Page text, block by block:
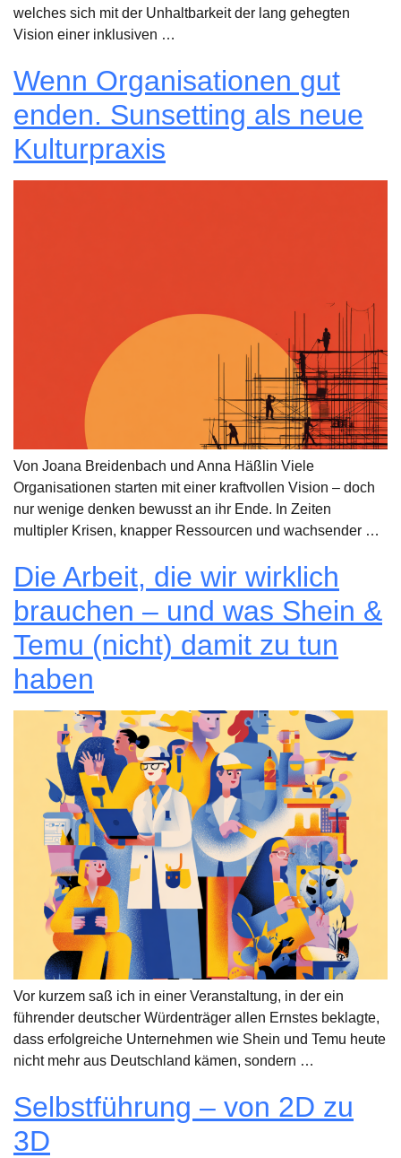
welches sich mit der Unhaltbarkeit der lang gehegten
Vision einer inklusiven …
Wenn Organisationen gut
enden. Sunsetting als neue
Kulturpraxis
Von Joana Breidenbach und Anna Häßlin Viele
Organisationen starten mit einer kraftvollen Vision – doch
nur wenige denken bewusst an ihr Ende. In Zeiten
multipler Krisen, knapper Ressourcen und wachsender …
Die Arbeit, die wir wirklich
brauchen – und was Shein &
Temu (nicht) damit zu tun
haben
Vor kurzem saß ich in einer Veranstaltung, in der ein
führender deutscher Würdenträger allen Ernstes beklagte,
dass erfolgreiche Unternehmen wie Shein und Temu heute
nicht mehr aus Deutschland kämen, sondern …
Selbstführung – von 2D zu
3D